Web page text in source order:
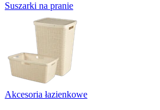
Suszarki na pranie
Akcesoria łazienkowe